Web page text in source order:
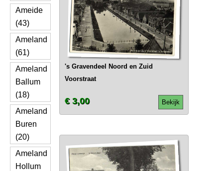
Ameide
(43)
Ameland
(61)
Ameland
Ballum
(18)
Ameland
Buren
(20)
Ameland
Hollum
's Gravendeel Noord en Zuid
Voorstraat
Bekijk
€ 3,00